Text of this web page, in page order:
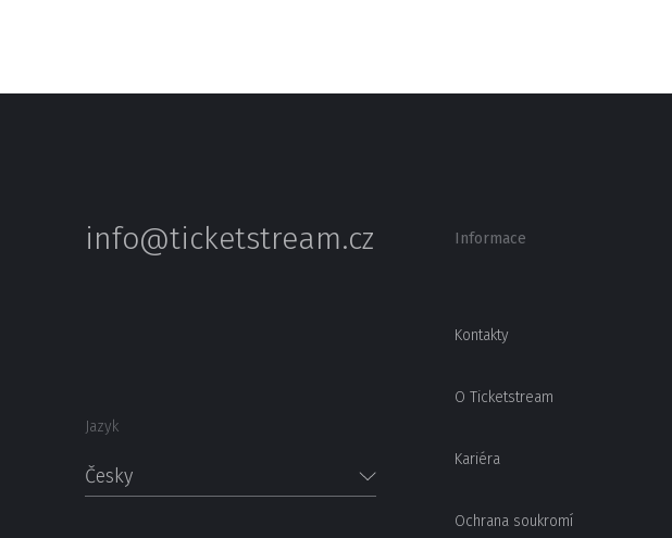
info@ticketstream.cz
Jazyk
Česky
Informace
Kontakty
O Ticketstream
Kariéra
Ochrana soukromí